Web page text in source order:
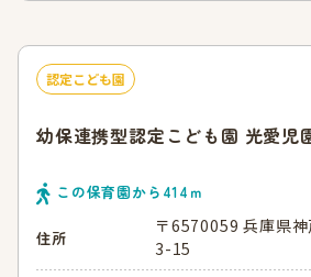
認定こども園
幼保連携型認定こども園 光愛児
この保育園から 414 ｍ
住所
〒6570059 兵庫県
3-15